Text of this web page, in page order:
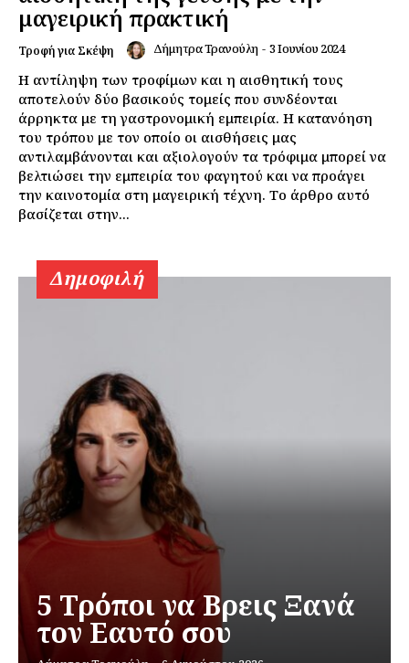
Daily Food
Σχετικά με εμάς
Αποποίηση Ευθυνών
μαγειρική πρακτική
Τροφή για Σκέψη Δήμητρα Τρανούλη - 3 Ιουνίου 2024
Η αντίληψη των τροφίμων και η αισθητική τους
αποτελούν δύο βασικούς τομείς που συνδέονται
άρρηκτα με τη γαστρονομική εμπειρία. Η κατανόηση
του τρόπου με τον οποίο οι αισθήσεις μας
αντιλαμβάνονται και αξιολογούν τα τρόφιμα μπορεί να
βελτιώσει την εμπειρία του φαγητού και να προάγει
την καινοτομία στη μαγειρική τέχνη. Το άρθρο αυτό
βασίζεται στην...
Δημοφιλή
5 Τρόποι να Βρεις Ξανά
τον Εαυτό σου